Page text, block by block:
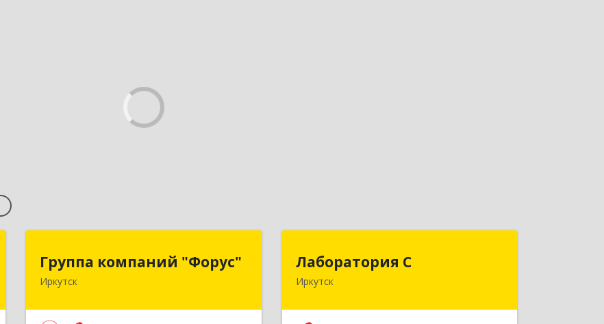
Группа компаний "Форус"
Иркутск
Группа компаний "Форус"
664007, Иркутская обл, Иркутск г,
Лаборатория С
Иркутск664003, Иркутская обл, Иркутск г,